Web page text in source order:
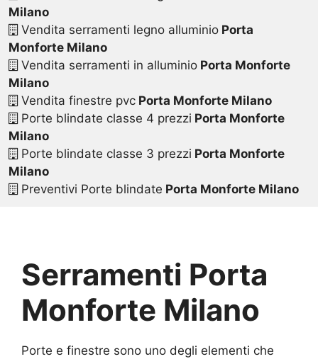
Milano
Vendita serramenti legno alluminioPorta
Monforte Milano
Vendita serramenti in alluminioPorta Monforte
Milano
Vendita finestre pvcPorta Monforte Milano
Porte blindate classe 4 prezzi Porta Monforte
Milano
Porte blindate classe 3 prezzi Porta Monforte
Milano
Preventivi Porte blindate Porta Monforte Milano
Serramenti Porta
Monforte Milano
Porte e finestre sono uno degli elementi che